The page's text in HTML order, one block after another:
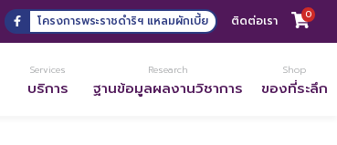
โครงการพระราชดำริฯ แหลมผักเบี้ย ติดต่อเรา 0
Services
บริการ
Research
ฐานข้อมูลผลงานวิชาการ
Shop
ของที่ระลึก